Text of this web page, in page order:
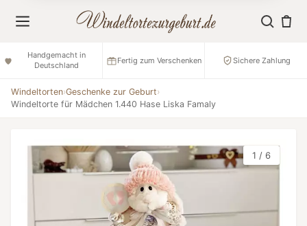
Handgemacht in
Deutschland
Fertig zum Verschenken Sichere Zahlung
Windeltorten›Geschenke zur Geburt›
Windeltorte für Mädchen 1.440 Hase Liska Famaly
1 / 6